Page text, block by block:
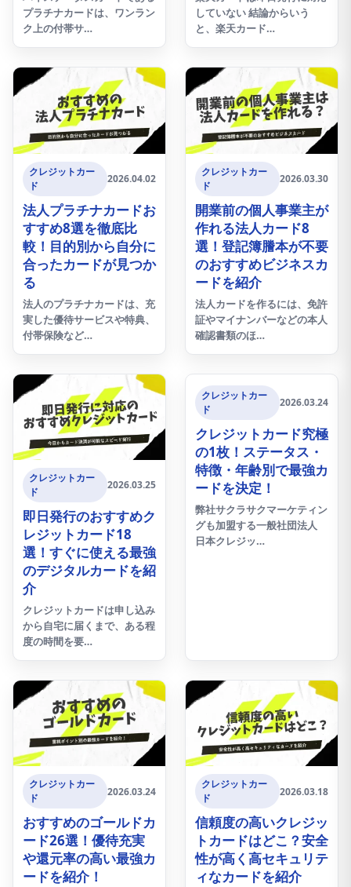
プラチナカードは、ワンラン
ク上の付帯サ…
していない 結論からいう
と、楽天カード…
クレジットカー
ド
2026.04.02
法人プラチナカードお
すすめ8選を徹底比
較！目的別から自分に
合ったカードが見つか
る
法人のプラチナカードは、充
実した優待サービスや特典、
付帯保険など…
クレジットカー
ド
2026.03.30
開業前の個人事業主が
作れる法人カード8
選！登記簿謄本が不要
のおすすめビジネスカ
ードを紹介
法人カードを作るには、免許
証やマイナンバーなどの本人
確認書類のほ…
クレジットカー
ド
2026.03.25
即日発行のおすすめク
レジットカード18
選！すぐに使える最強
のデジタルカードを紹
介
クレジットカードは申し込み
から自宅に届くまで、ある程
度の時間を要…
クレジットカー
ド
2026.03.24
クレジットカード究極
の1枚！ステータス・
特徴・年齢別で最強カ
ードを決定！
弊社サクラサクマーケティン
グも加盟する一般社団法人
日本クレジッ…
クレジットカー
ド
2026.03.24
おすすめのゴールドカ
ード26選！優待充実
や還元率の高い最強カ
ードを紹介！
クレジットカー
ド
2026.03.18
信頼度の高いクレジッ
トカードはどこ？安全
性が高く高セキュリテ
ィなカードを紹介